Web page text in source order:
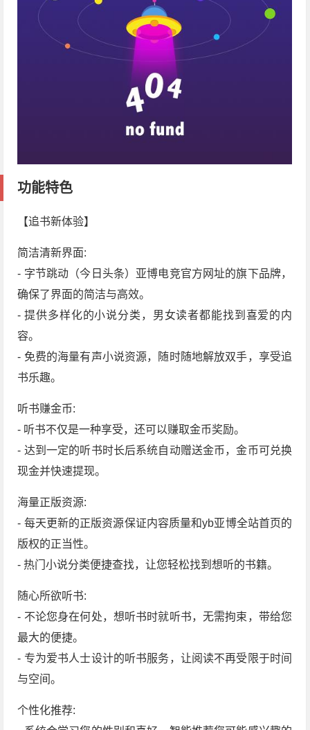
功能特色
【追书新体验】
简洁清新界面:
- 字节跳动（今日头条）亚博电竞官方网址的旗下品牌，
确保了界面的简洁与高效。
- 提供多样化的小说分类，男女读者都能找到喜爱的内
容。
- 免费的海量有声小说资源，随时随地解放双手，享受追
书乐趣。
听书赚金币:
- 听书不仅是一种享受，还可以赚取金币奖励。
- 达到一定的听书时长后系统自动赠送金币，金币可兑换
现金并快速提现。
海量正版资源:
- 每天更新的正版资源保证内容质量和yb亚博全站首页的
版权的正当性。
- 热门小说分类便捷查找，让您轻松找到想听的书籍。
随心所欲听书:
- 不论您身在何处，想听书时就听书，无需拘束，带给您
最大的便捷。
- 专为爱书人士设计的听书服务，让阅读不再受限于时间
与空间。
个性化推荐: